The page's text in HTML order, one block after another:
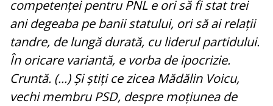
competenței pentru PNL e ori să fi stat trei
ani degeaba pe banii statului, ori să ai relații
tandre, de lungă durată, cu liderul partidului.
În oricare variantă, e vorba de ipocrizie.
Cruntă. (...) Și știți ce zicea Mădălin Voicu,
vechi membru PSD, despre moțiunea de